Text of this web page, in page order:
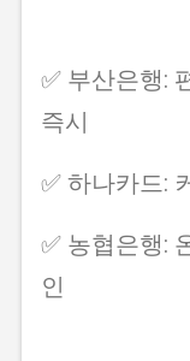
✅ 부산은행:
즉시
✅ 하나카드:
✅ 농협은행:
인